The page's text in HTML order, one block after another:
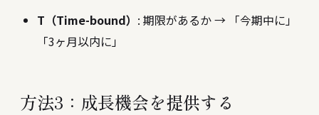
T（Time-bound） : 期限があるか → 「今期中に」
「3ヶ月以内に」
方法3：成長機会を提供する